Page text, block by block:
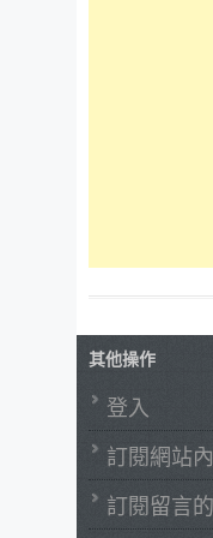
其他操作
登入
訂閱網站
訂閱留言